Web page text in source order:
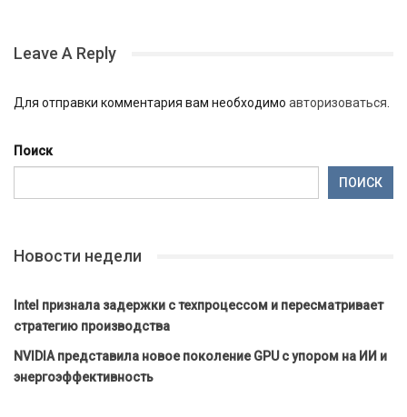
Leave A Reply
Для отправки комментария вам необходимо авторизоваться
Поиск
ПОИСК
Новости недели
Intel признала задержки с техпроцессом и пересматривает
стратегию производства
NVIDIA представила новое поколение GPU с упором на ИИ и
энергоэффективность